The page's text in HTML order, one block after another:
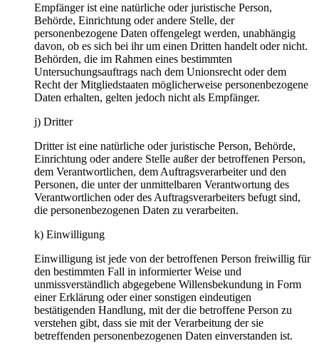
Empfänger ist eine natürliche oder juristische Person,
Behörde, Einrichtung oder andere Stelle, der
personenbezogene Daten offengelegt werden, unabhängig
davon, ob es sich bei ihr um einen Dritten handelt oder nicht.
Behörden, die im Rahmen eines bestimmten
Untersuchungsauftrags nach dem Unionsrecht oder dem
Recht der Mitgliedstaaten möglicherweise personenbezogene
Daten erhalten, gelten jedoch nicht als Empfänger.
j) Dritter
Dritter ist eine natürliche oder juristische Person, Behörde,
Einrichtung oder andere Stelle außer der betroffenen Person,
dem Verantwortlichen, dem Auftragsverarbeiter und den
Personen, die unter der unmittelbaren Verantwortung des
Verantwortlichen oder des Auftragsverarbeiters befugt sind,
die personenbezogenen Daten zu verarbeiten.
k) Einwilligung
Einwilligung ist jede von der betroffenen Person freiwillig für
den bestimmten Fall in informierter Weise und
unmissverständlich abgegebene Willensbekundung in Form
einer Erklärung oder einer sonstigen eindeutigen
bestätigenden Handlung, mit der die betroffene Person zu
verstehen gibt, dass sie mit der Verarbeitung der sie
betreffenden personenbezogenen Daten einverstanden ist.